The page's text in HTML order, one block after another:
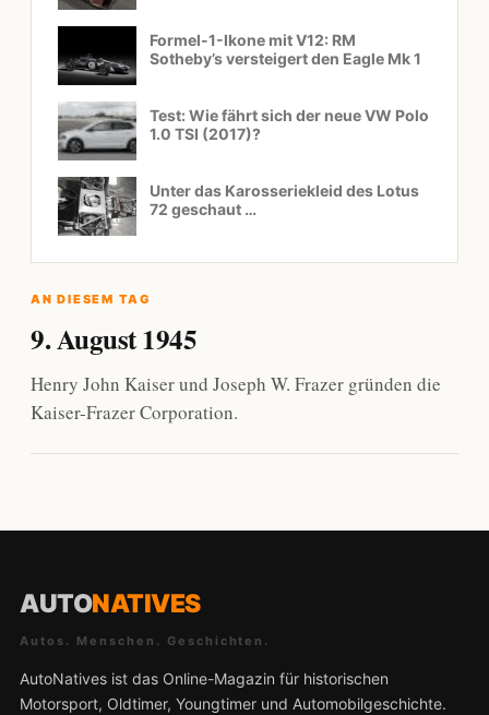
Formel-1-Ikone mit V12: RM
Sotheby’s versteigert den Eagle Mk 1
Test: Wie fährt sich der neue VW Polo
1.0 TSI (2017)?
Unter das Karosseriekleid des Lotus
72 geschaut …
AN DIESEM TAG
9. August 1945
Henry John Kaiser und Joseph W. Frazer gründen die
Kaiser-Frazer Corporation.
AUTONATIVES
Autos. Menschen. Geschichten.
AutoNatives ist das Online-Magazin für historischen
Motorsport, Oldtimer, Youngtimer und Automobilgeschichte.